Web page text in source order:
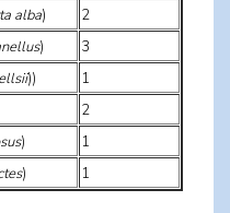
alba)
2
)
3
))
1
2
)
1
) 1